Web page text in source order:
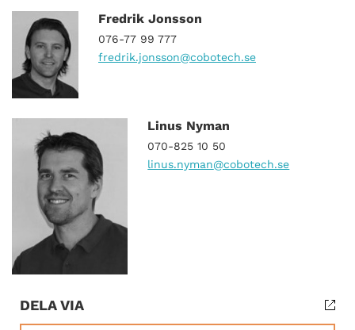
Fredrik Jonsson
076-77 99 777
fredrik.jonsson@cobotech.se
Linus Nyman
070-825 10 50
linus.nyman@cobotech.se
DELA VIA